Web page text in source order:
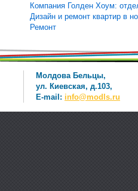
Компания Голден Хоум:
Дизайн и ремонт квартир в
Ремонт
Молдова Бельцы,
ул. Киевская, д.103,
E-mail: info@modls.ru